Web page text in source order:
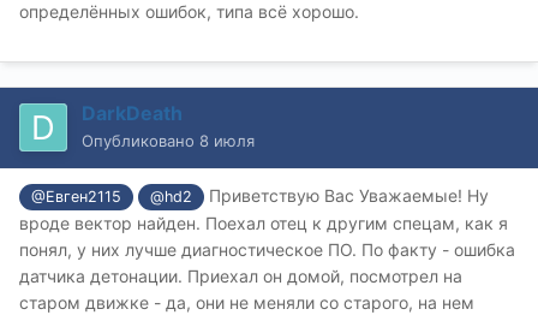
определённых ошибок, типа всё хорошо.
DarkDeath
Опубликовано 8 июля
@Евген2115 @hd2
Приветствую Вас Уважаемые! Ну
вроде вектор найден. Поехал отец к другим спецам, как я
понял, у них лучше диагностическое ПО. По факту - ошибка
датчика детонации. Приехал он домой, посмотрел на
старом движке - да, они не меняли со старого, на нем